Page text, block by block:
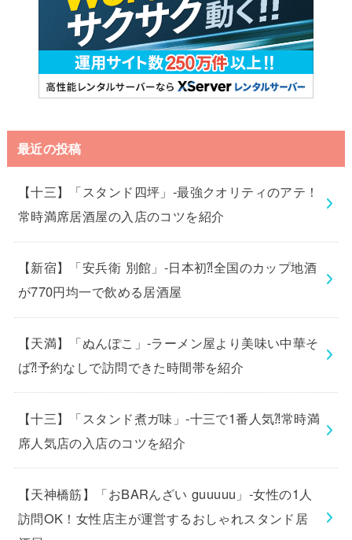
最近の投稿
【十三】「スタンド四坪」-最強クオリティのアテ！
常時満席居酒屋の入店のコツを紹介
【新宿】「安兵衛 別館」-日本初⁈全国のカップ地酒
が770円均一で飲める居酒屋
【天満】「ぬんぽこ」-ラーメン屋より美味い中華そ
ば⁈予約なしで訪問できた時間帯を紹介
【十三】「スタンド煮ガ味」-十三で1番人気⁈常時満
席人気店の入店のコツを紹介
【天神橋筋】「おBARんざい guuuuu」-女性の1人
訪問OK！女性店主が運営するおしゃれスタンド居